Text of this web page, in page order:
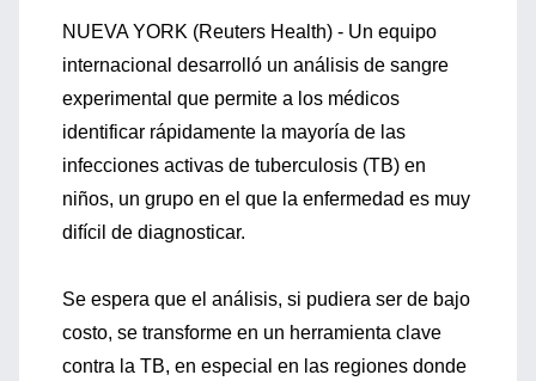
NUEVA YORK (Reuters Health) - Un equipo
internacional desarrolló un análisis de sangre
experimental que permite a los médicos
identificar rápidamente la mayoría de las
infecciones activas de tuberculosis (TB) en
niños, un grupo en el que la enfermedad es muy
difícil de diagnosticar.
Se espera que el análisis, si pudiera ser de bajo
costo, se transforme en un herramienta clave
contra la TB, en especial en las regiones donde